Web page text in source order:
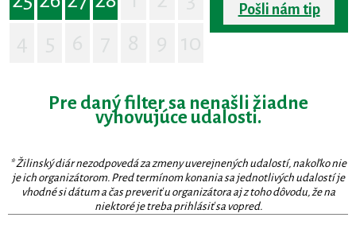
Pošli nám tip
Pre daný filter sa nenašli žiadne
vyhovujúce udalosti.
* Žilinský diár nezodpovedá za zmeny uverejnených udalostí, nakoľko nie
je ich organizátorom. Pred termínom konania sa jednotlivých udalostí je
vhodné si dátum a čas preveriť u organizátora aj z toho dôvodu, že na
niektoré je treba prihlásiť sa vopred.